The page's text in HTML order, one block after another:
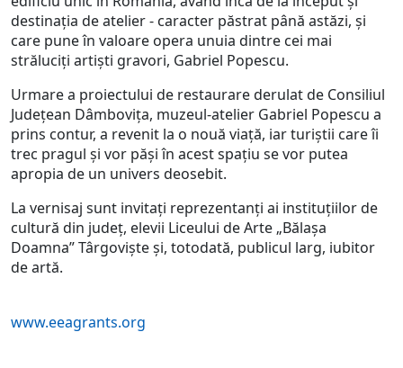
destinația de atelier - caracter păstrat până astăzi, și
care pune în valoare opera unuia dintre cei mai
străluciți artiști gravori, Gabriel Popescu.
Urmare a proiectului de restaurare derulat de Consiliul
Județean Dâmbovița, muzeul-atelier Gabriel Popescu a
prins contur, a revenit la o nouă viață, iar turiștii care îi
trec pragul și vor păși în acest spațiu se vor putea
apropia de un univers deosebit.
La vernisaj sunt invitați reprezentanți ai instituțiilor de
cultură din județ, elevii Liceului de Arte „Bălașa
Doamna” Târgoviște și, totodată, publicul larg, iubitor
de artă.
www.eeagrants.org